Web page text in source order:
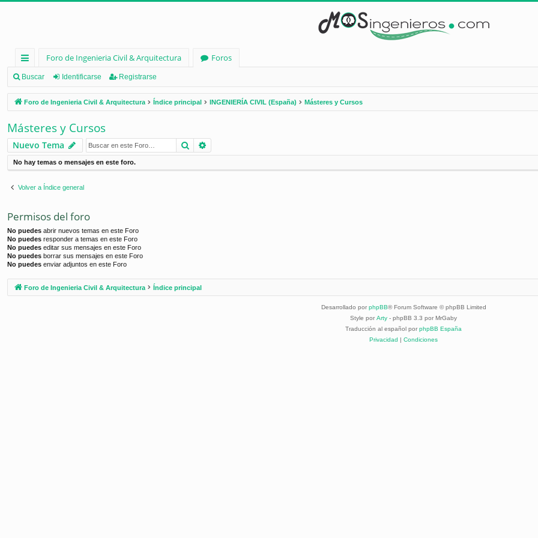
nl
ac
es
rá
pi
d
os
Foro de Ingenieria Civil & Arquitectura
Foros
Buscar Identificarse Registrarse
Foro de Ingenieria Civil & Arquitectura Índice principal INGENIERÍA CIVIL (España) Másteres y Cursos
Másteres y Cursos
Nuevo Tema Buscar
No hay temas o mensajes en este foro.
Volver a Índice general
Permisos del foro
No puedes abrir nuevos temas en este Foro
No puedes responder a temas en este Foro
No puedes editar sus mensajes en este Foro
No puedes borrar sus mensajes en este Foro
No puedes enviar adjuntos en este Foro
Foro de Ingenieria Civil & Arquitectura Índice principal
Desarrollado por phpBB® Forum Software © phpBB Limited
Style por Arty - phpBB 3.3 por MrGaby
Traducción al español por phpBB España
Privacidad | Condiciones